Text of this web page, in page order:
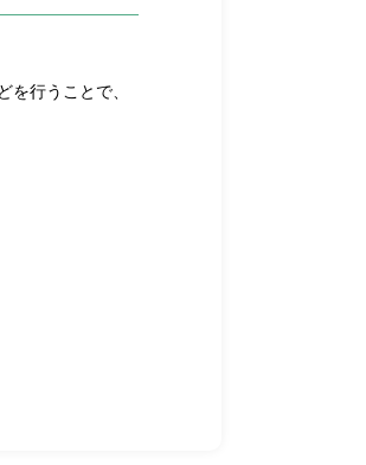
行うことで、